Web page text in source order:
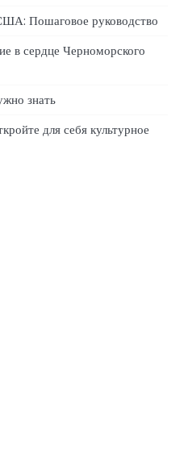
Пошаговое руководство
в сердце Черноморского
знать
для себя культурное